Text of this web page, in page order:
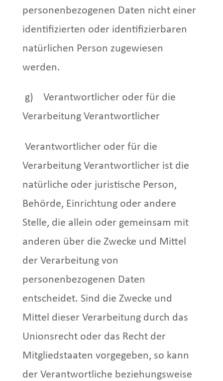
personenbezogenen Daten nicht einer
identifizierten oder identifizierbaren
natürlichen Person zugewiesen
werden.
g) Verantwortlicher oder für die
Verarbeitung Verantwortlicher
Verantwortlicher oder für die
Verarbeitung Verantwortlicher ist die
natürliche oder juristische Person,
Behörde, Einrichtung oder andere
Stelle, die allein oder gemeinsam mit
anderen über die Zwecke und Mittel
der Verarbeitung von
personenbezogenen Daten
entscheidet. Sind die Zwecke und
Mittel dieser Verarbeitung durch das
Unionsrecht oder das Recht der
Mitgliedstaaten vorgegeben, so kann
der Verantwortliche beziehungsweise